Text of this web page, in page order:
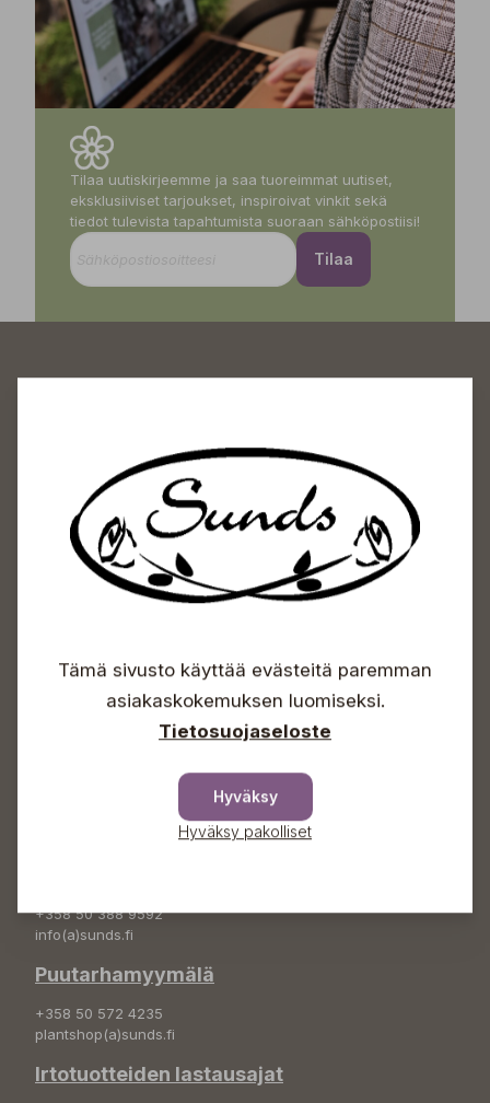
Tilaa uutiskirjeemme ja saa tuoreimmat uutiset,
eksklusiiviset tarjoukset, inspiroivat vinkit sekä
tiedot tulevista tapahtumista suoraan sähköpostiisi!
Tilaa
Sundin Puutarhakeskus
Avoinna
Arkisin 09-18
Lauantaisin 09-16
+358 50 388 9592
+358 50 388 9592
info(a)sunds.fi
Puutarhamyymälä
+358 50 572 4235
plantshop(a)sunds.fi
Irtotuotteiden lastausajat
Tämä sivusto käyttää evästeitä paremman
asiakaskokemuksen luomiseksi.
Tietosuojaseloste
Hyväksy
Hyväksy pakolliset